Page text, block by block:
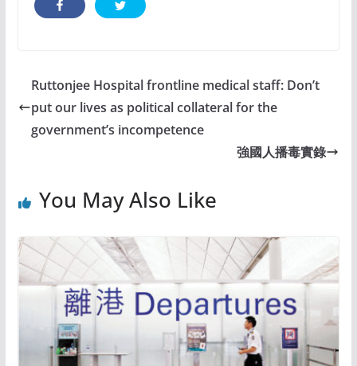
Ruttonjee Hospital frontline medical staff: Don’t
put our lives as political collateral for the
government’s incompetence
強國人播毒實錄
You May Also Like